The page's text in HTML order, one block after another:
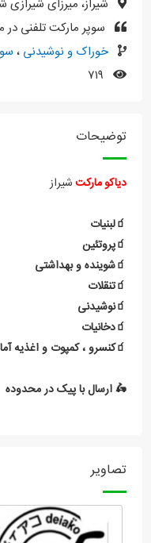
شیراز، میرزای
سوپر مارکت تلفنی در
خوراک و نوشیدنی،
توضیحات
دیاکومارکتشیراز
🧃لبنیات
🧃پروتئین
🧃شوینده و بهداشتی
🧃تنقلات
🧃نوشیدنی
🧃دخانیات
🧃کنسرو ، کمپوت و اغذیه
🛵 ارسال با پیک در محدوده
تصاویر